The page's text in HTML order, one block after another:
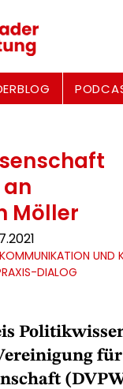
an
Möller
KOMMUNIKATION UND
DIALOG
für